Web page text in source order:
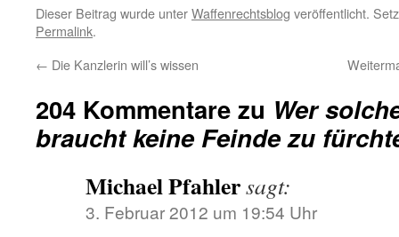
Dieser Beitrag wurde unterWaffenrechtsblog veröffentlicht.
Permalink.
← Die Kanzlerin will’s wissen
204 Kommentare zu Wer
braucht keine Feinde zu
Michael Pfahlersagt:
3. Februar 2012 um 19:54 Uhr